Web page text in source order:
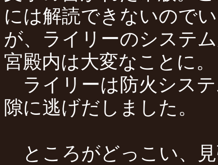
には解読できないので
が、ライリーのシステ
宮殿内は大変なことに。
ライリーは防火シス
隙に逃げだしました。
ところがどっこい、